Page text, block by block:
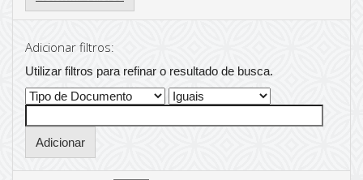
Adicionar filtros:
Utilizar filtros para refinar o resultado de busca.